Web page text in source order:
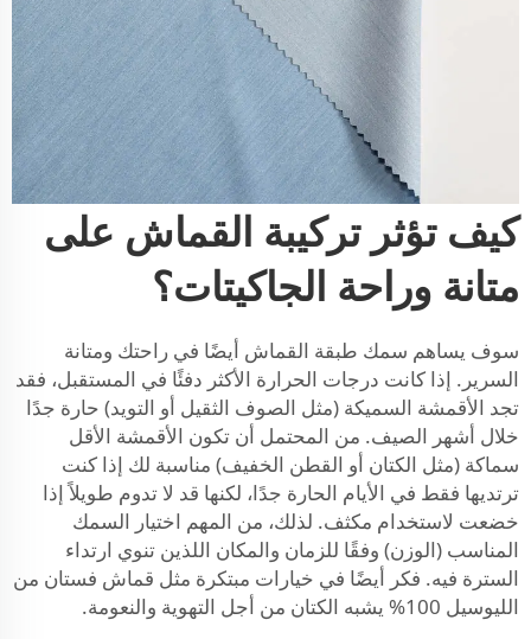
كيف تؤثر تركيبة القماش على
متانة وراحة الجاكيتات؟
سوف يساهم سمك طبقة القماش أيضًا في راحتك ومتانة
السرير. إذا كانت درجات الحرارة الأكثر دفئًا في المستقبل، فقد
تجد الأقمشة السميكة (مثل الصوف الثقيل أو التويد) حارة جدًا
خلال أشهر الصيف. من المحتمل أن تكون الأقمشة الأقل
سماكة (مثل الكتان أو القطن الخفيف) مناسبة لك إذا كنت
ترتديها فقط في الأيام الحارة جدًا، لكنها قد لا تدوم طويلاً إذا
خضعت لاستخدام مكثف. لذلك، من المهم اختيار السمك
المناسب (الوزن) وفقًا للزمان والمكان اللذين تنوي ارتداء
السترة فيه. فكر أيضًا في خيارات مبتكرة مثل قماش فستان من
الليوسيل 100% يشبه الكتان
من أجل التهوية والنعومة.